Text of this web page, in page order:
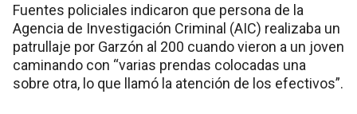
Fuentes policiales indicaron que persona de la
Agencia de Investigación Criminal (AIC) realizaba un
patrullaje por Garzón al 200 cuando vieron a un joven
caminando con “varias prendas colocadas una
sobre otra, lo que llamó la atención de los efectivos”.